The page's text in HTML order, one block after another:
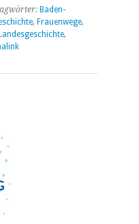
Baden-
, Frauenwege,
,